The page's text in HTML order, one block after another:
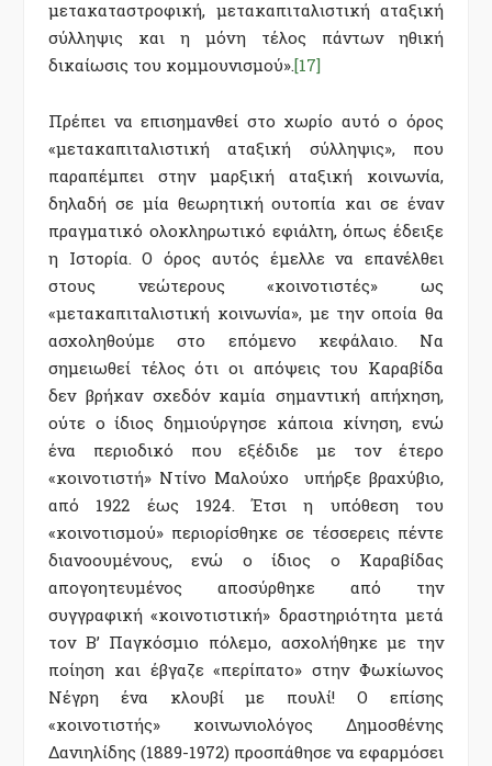
μετακαταστροφική, μετακαπιταλιστική αταξική
σύλληψις και η μόνη τέλος πάντων ηθική
δικαίωσις του κομμουνισμού».[17]
Πρέπει να επισημανθεί στο χωρίο αυτό ο όρος
«μετακαπιταλιστική αταξική σύλληψις», που
παραπέμπει στην μαρξική αταξική κοινωνία,
δηλαδή σε μία θεωρητική ουτοπία και σε έναν
πραγματικό ολοκληρωτικό εφιάλτη, όπως έδειξε
η Ιστορία. Ο όρος αυτός έμελλε να επανέλθει
στους νεώτερους «κοινοτιστές» ως
«μετακαπιταλιστική κοινωνία», με την οποία θα
ασχοληθούμε στο επόμενο κεφάλαιο. Να
σημειωθεί τέλος ότι οι απόψεις του Καραβίδα
δεν βρήκαν σχεδόν καμία σημαντική απήχηση,
ούτε ο ίδιος δημιούργησε κάποια κίνηση, ενώ
ένα περιοδικό που εξέδιδε με τον έτερο
«κοινοτιστή» Ντίνο Μαλούχο υπήρξε βραχύβιο,
από 1922 έως 1924. Έτσι η υπόθεση του
«κοινοτισμού» περιορίσθηκε σε τέσσερεις πέντε
διανοουμένους, ενώ ο ίδιος ο Καραβίδας
απογοητευμένος αποσύρθηκε από την
συγγραφική «κοινοτιστική» δραστηριότητα μετά
τον Β’ Παγκόσμιο πόλεμο, ασχολήθηκε με την
ποίηση και έβγαζε «περίπατο» στην Φωκίωνος
Νέγρη ένα κλουβί με πουλί! Ο επίσης
«κοινοτιστής» κοινωνιολόγος Δημοσθένης
Δανιηλίδης (1889-1972) προσπάθησε να εφαρμόσει